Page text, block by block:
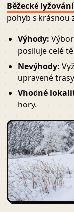
Běžecké lyžování
pohyb s
Výhody:
posiluje celé
Nevýhody:
upravené
Vhodné
hory.